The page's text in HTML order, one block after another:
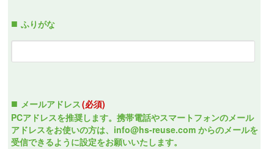
ふりがな
メールアドレス(必須)
PCアドレスを推奨します。携帯電話やスマートフォンのメール
アドレスをお使いの方は、info@hs-reuse.com からのメールを
受信できるように設定をお願いいたします。